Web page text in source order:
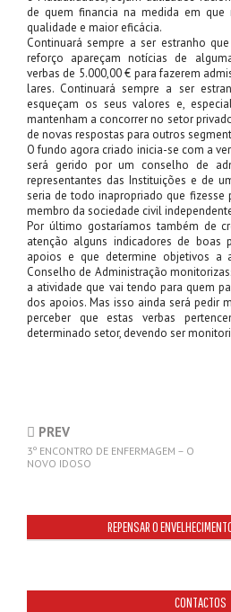
de quem financia na medida em que
qualidade e maior eficácia.
Continuará sempre a ser estranho
reforço apareçam notícias de
verbas de 5.000,00 € para fazerem
lares. Continuará sempre a ser
esqueçam os seus valores e,
mantenham a concorrer no setor
de novas respostas para outros
O fundo agora criado inicia-se com a
será gerido por um conselho de
representantes das Instituições e de
seria de todo inapropriado que fizesse
membro da sociedade civil
Por último gostaríamos também de
atenção alguns indicadores de boas
apoios e que determine objetivos a
Conselho de Administração
a atividade que vai tendo para quem
dos apoios. Mas isso ainda será pedir
perceber que estas verbas
determinado setor, devendo ser
PREV
3º ENCONTRO DE ENFERMAGEM – O
NOVO IDOSO
REPENSAR O
CONTACTOS